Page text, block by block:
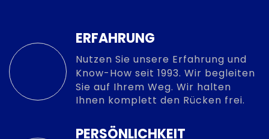
ERFAHRUNG
Nutzen Sie unsere Erfahrung und
Know-How seit 1993. Wir begleiten
Sie auf Ihrem Weg. Wir halten
Ihnen komplett den Rücken frei.
PERSÖNLICHKEIT